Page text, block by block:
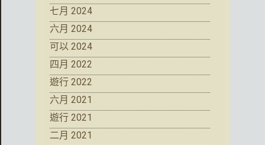
七月 2024
六月 2024
可以 2024
四月 2022
遊行 2022
六月 2021
遊行 2021
二月 2021